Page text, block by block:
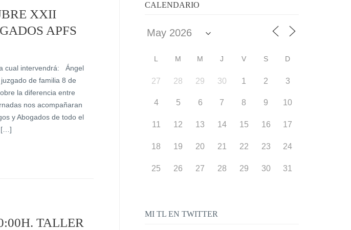
XXII
APFS
cual intervendrá: Ángel
de familia 8 de
la diferencia entre
nos acompañaran
y Abogados de todo el
[…]
TALLER
CALENDARIO
L M M J V S D
27 28 29 30 1 2 3
4 5 6 7 8 9 10
11 12 13 14 15 16 17
18 19 20 21 22 23 24
25 26 27 28 29 30 31
MI TL EN TWITTER